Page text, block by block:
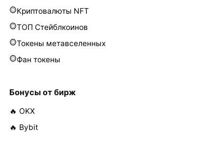
Криптовалюты NFT
ТОП Стейблкоинов
Токены метавселенных
Фан токены
Бонусы от бирж
🔥 OKX
🔥 Bybit